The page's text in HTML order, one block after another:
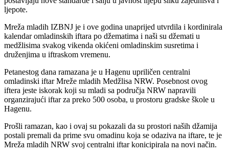
ljepote.
Mreža mladih IZBNJ je i ove godina unaprijed utvrdila i kordinirala
kalendar omladinskih iftara po džematima i naši su džemati u
medžlisima svakog vikenda okićeni omladinskim susretima i
druženjima u iftraskom vremenu.
Petanestog dana ramazana je u Hagenu upriličen centralni
omladinski iftar Mreže mladih Medžlisa NRW. Posebnost ovog
iftera jeste iskorak koji su mladi sa područja NRW napravili
organzirajući iftar za preko 500 osoba, u prostoru gradske škole u
Hagenu.
Prošli ramazan, kao i ovaj su pokazali da su prostori naših džamija
postali premali da prime svu omadinu koja se odaziva na iftare, te je
Mreža mladih NRW svoj centralni iftar konicipirala na novi način.